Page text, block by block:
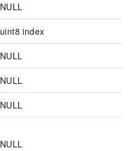
NULL
uint8 index
NULL
NULL
NULL
NULL